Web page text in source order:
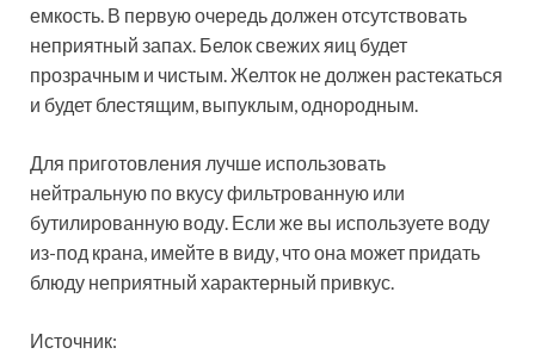
емкость. В первую очередь должен отсутствовать
неприятный запах. Белок свежих яиц будет
прозрачным и чистым. Желток не должен растекаться
и будет блестящим, выпуклым, однородным.
Для приготовления лучше использовать
нейтральную по вкусу фильтрованную или
бутилированную воду. Если же вы используете воду
из-под крана, имейте в виду, что она может придать
блюду неприятный характерный привкус.
Источник: